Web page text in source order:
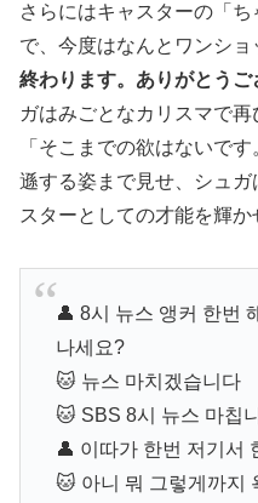
さらにはキャスターの「
で、今度はなんとワンショ
終わります。ありがとうご
ガはみごとなカリスマで
「そこまでの欲はないで
遜する姿まで見せ、シュ
スターとしての才能を輝か
👤 8시 뉴스 앵커 한번
나세요?
🐱 뉴스 마치겠습니다
🐱 SBS 8시 뉴스 마칩
👤 이따가 한번 저기서
🐱 아니 뭐 그렇게까지